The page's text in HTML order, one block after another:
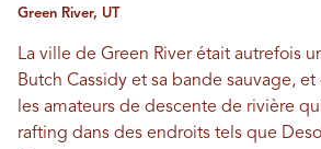
Green River, UT
La ville de Green River était autrefois
Butch Cassidy et sa bande sauvage,
les amateurs de descente de rivière
rafting dans des endroits tels que